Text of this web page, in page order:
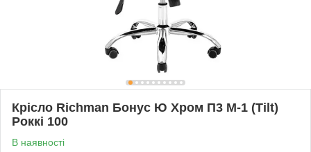
Крісло Richman Бонус Ю Хром П3 M-1 (Tilt)
Роккі 100
В наявності